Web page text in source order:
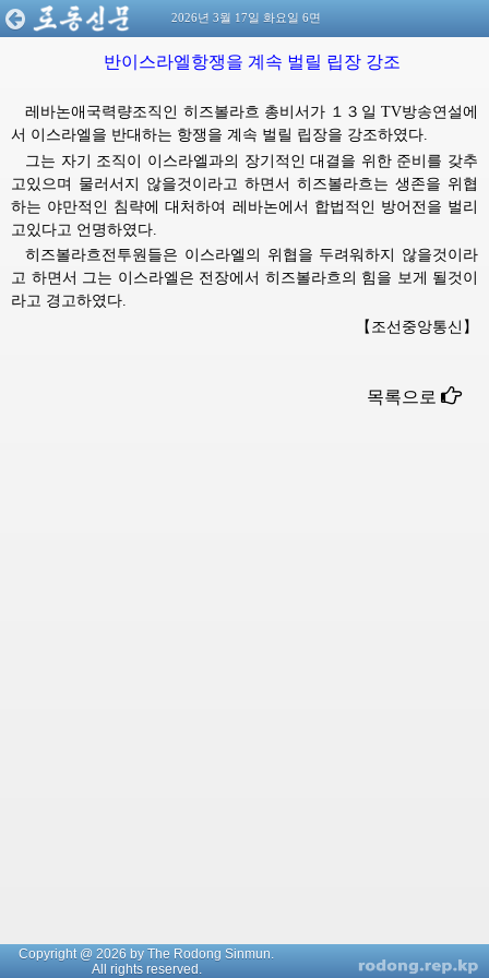
2026년 3월 17일 화요일 6면
반이스라엘항쟁을 계속 벌릴 립장 강조
레바논애국력량조직인 히즈볼라흐 총비서가１３일 TV방송연설에
서 이스라엘을 반대하는 항쟁을 계속 벌릴 립장을 강조하였다.
그는 자기 조직이 이스라엘과의 장기적인 대결을 위한 준비를 갖추
고있으며 물러서지 않을것이라고 하면서 히즈볼라흐는 생존을 위협
하는 야만적인 침략에 대처하여 레바논에서 합법적인 방어전을 벌리
고있다고 언명하였다.
히즈볼라흐전투원들은 이스라엘의 위협을 두려워하지 않을것이라
고 하면서 그는 이스라엘은 전장에서 히즈볼라흐의 힘을 보게 될것이
라고 경고하였다.
【조선중앙통신】
목록으로
Copyright @ 2026 by The Rodong Sinmun.
All rights reserved.